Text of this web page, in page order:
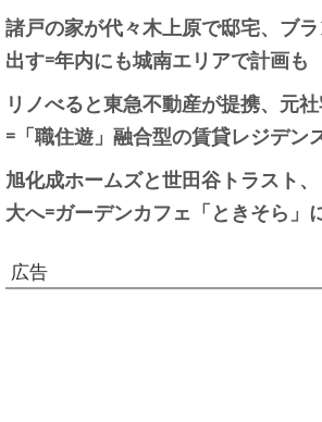
諸戸の家が代々木上原で邸宅、ブ
出す=年内にも城南エリアで計画も
リノべると東急不動産が提携、元
=「職住遊」融合型の賃貸レジデン
旭化成ホームズと世田谷トラスト
大へ=ガーデンカフェ「ときそら」
広告